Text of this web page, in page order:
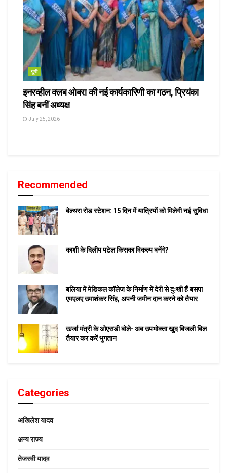
यूपी
इनरव्हील क्लब ओबरा की नई कार्यकारिणी का गठन, प्रियंका
सिंह बनीं अध्यक्ष
July 25, 2026
Recommended
बेल्थरा रोड स्टेशन: 15 दिन में यात्रियों को मिलेगी नई सुविधा
काशी के दिलीप पटेल किसका विकल्प बनेंगे?
बलिया में मेडिकल कॉलेज के निर्माण में देरी से दुःखी हैं बसपा
एमएलए उमाशंकर सिंह, अपनी जमीन दान करने को तैयार
ऊर्जा मंत्री के ओएसडी बोले- अब उपभोक्ता खुद बिजली बिल
तैयार कर करें भुगतान
Categories
अखिलेश यादव
अन्य राज्य
तेजस्वी यादव